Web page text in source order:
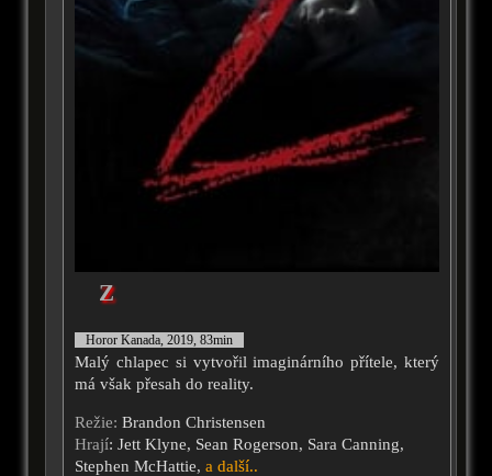
Z
Horor Kanada, 2019, 83min
Malý chlapec si vytvořil imaginárního přítele, který
má však přesah do reality.
Režie: Brandon Christensen
Hrají: Jett Klyne, Sean Rogerson, Sara Canning,
Stephen McHattie, a další..